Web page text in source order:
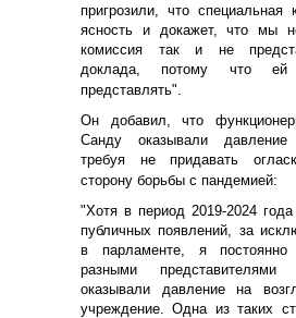
пригрозили, что специальная
ясность и докажет, что мы
комиссия так и не
доклада, потому что
представлять".
Он добавил, что
Санду оказывали давление
требуя не придавать
сторону борьбы с пандемией:
"Хотя в период 2019-2024
публичных появлений, за
в парламенте, я постоянно
разными
оказывали давление на
учреждение. Одна из таких